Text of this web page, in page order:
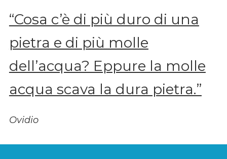
“Cosa c’è di più duro di una
pietra e di più molle
dell’acqua? Eppure la molle
acqua scava la dura pietra.”
Ovidio